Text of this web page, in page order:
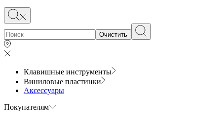
Очистить
Клавишные инструменты
Виниловые пластинки
Аксессуары
Покупателям